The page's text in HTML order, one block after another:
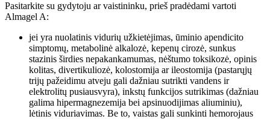
Pasitarkite su gydytoju ar vaistininku, prieš pradėdami vartoti
Almagel A:
jei yra nuolatinis vidurių užkietėjimas, ūminio apendicito
simptomų, metabolinė alkalozė, kepenų cirozė, sunkus
stazinis širdies nepakankamumas, nėštumo toksikozė, opinis
kolitas, divertikuliozė, kolostomija ar ileostomija (pastarųjų
trijų pažeidimu atveju gali dažniau sutrikti vandens ir
elektrolitų pusiausvyra), inkstų funkcijos sutrikimas (dažniau
galima hipermagnezemija bei apsinuodijimas aliuminiu),
lėtinis viduriavimas. Be to, vaistas gali sunkinti hemorojaus